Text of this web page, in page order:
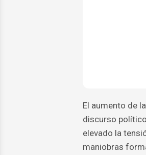
El aumento de
discurso
elevado la
maniobras